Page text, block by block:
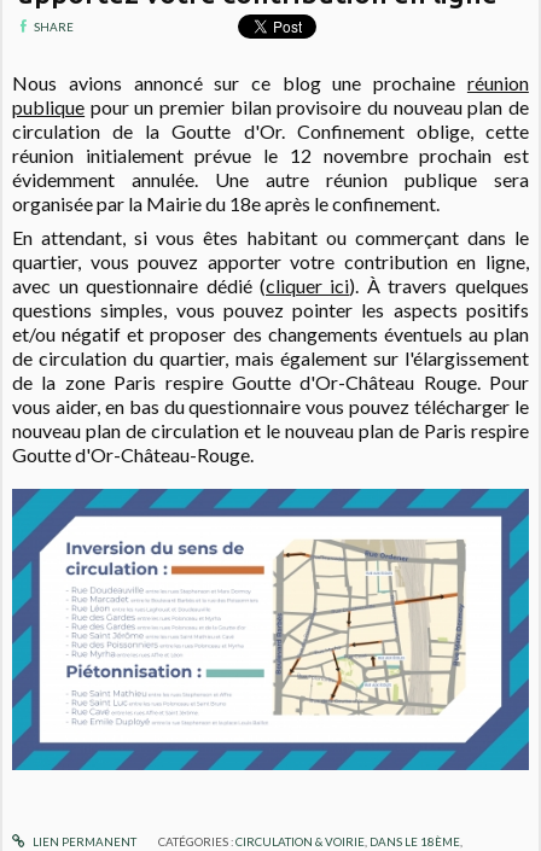
SHARE
Nous avions annoncé sur ce blog une prochaine réunion
publique pour un premier bilan provisoire du nouveau plan de
circulation de la Goutte d'Or. Confinement oblige, cette
réunion initialement prévue le 12 novembre prochain est
évidemment annulée. Une autre réunion publique sera
organisée par la Mairie du 18e après le confinement.
En attendant, si vous êtes habitant ou commerçant dans le
quartier, vous pouvez apporter votre contribution en ligne,
avec un questionnaire dédié (cliquer ici). À travers quelques
questions simples, vous pouvez pointer les aspects positifs
et/ou négatif et proposer des changements éventuels au plan
de circulation du quartier, mais également sur l'élargissement
de la zone Paris respire Goutte d'Or-Château Rouge. Pour
vous aider, en bas du questionnaire vous pouvez télécharger le
nouveau plan de circulation et le nouveau plan de Paris respire
Goutte d'Or-Château-Rouge.
LIEN PERMANENT CATÉGORIES :CIRCULATION & VOIRIE, DANS LE 18ÈME,